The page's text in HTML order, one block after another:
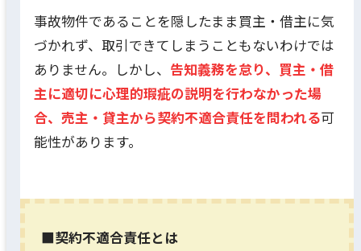
事故物件であることを隠したまま買主・借主に気
づかれず、取引できてしまうこともないわけでは
ありません。しかし、 告知義務を怠り、買主・借
主に適切に心理的瑕疵の説明を行わなかった場
合、売主・貸主から契約不適合責任を問われる可
能性があります。
■契約不適合責任とは